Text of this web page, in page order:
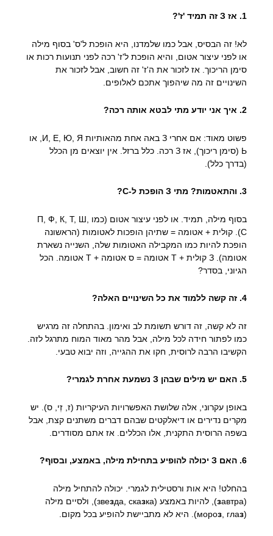
1. אז З זה תמיד 'ז'?
לא! זה הבסיס, אבל כמו שלמדנו, היא הופכת ל'ס' בסוף מילה
או לפני עיצור אטום, והיא הופכת ל'ז' רכה לפני תנועות רכות או
סימן הריכוך. אז לזכור את ה'ז' זה חשוב, אבל לזכור את
השינויים זה מה שיהפוך אתכם לאלופים.
2. איך אני יודע מתי לבטא אותה רכה?
פשוט מאוד: אם אחרי З באה אחת מהאותיות И, Е, Ю, Я, או
Ь (סימן ריכוך), אז З רכה. כלל ברזל. אין יוצאים מן הכלל
(בדרך כלל).
3. והתאטמות? מתי З הופכת ל-С?
בסוף מילה, תמיד. או לפני עיצור אטום (כמו П, Ф, К, Т, Ш,
С). קולית + אטומה = שתיהן הופכות לאטומות (הראשונה
הופכת להיות כמו המקבילה האטומות שלה, השנייה נשארת
אטומה). З קולית + Т אטומה = ס אטומה + Т אטומה. הכל
הגיוני, בסדר?
4. זה קשה ללמוד את כל השינויים האלה?
זה לא קשה, זה דורש תשומת לב ואימון. בהתחלה זה מרגיש
כמו לפתור חידה לכל מילה, אבל מהר מאוד המוח מתרגל לזה.
הקשיבו הרבה לרוסית, חקו את ההגייה, וזה יבוא טבעי.
5. האם יש מילים שבהן З נשמעת אחרת לגמרי?
באופן עקרוני, אלה שלושת האפשרויות העיקריות (ז, זְי, ס). יש
מקרים נדירים או דיאלקטים שבהם דברים משתנים קצת, אבל
בשפה הרוסית התקנית, אלו הכללים. אז אתם מסודרים.
6. האם З יכולה להופיע בתחילת מילה, באמצע, ובסוף?
בהחלט! היא אות ורסטילית לגמרי. יכולה להתחיל מילה
(
завтра), להיות באמצע (зве зда, сказ
ка), ולסיים מילה
(моро
з , глаз ). היא לא מתביישת להופיע בכל מקום.